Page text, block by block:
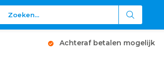
Achteraf betalen mogelijk